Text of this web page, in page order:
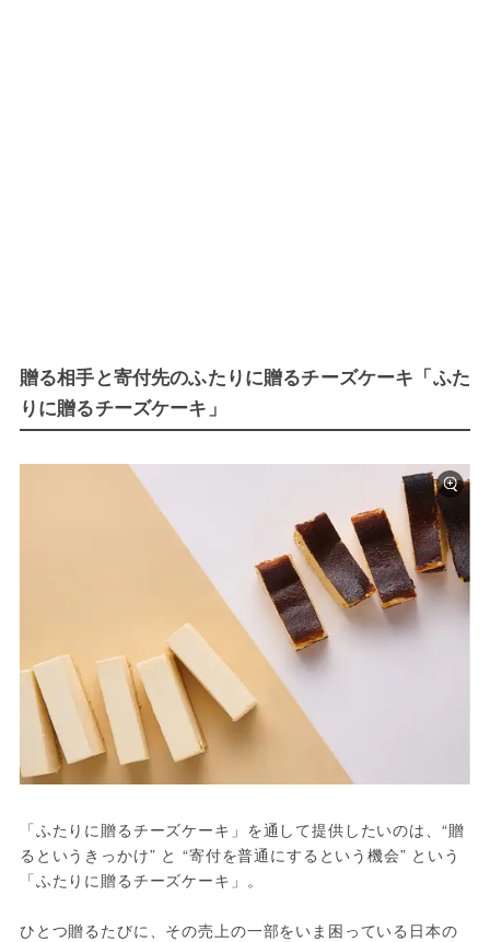
贈る相手と寄付先のふたりに贈るチーズケーキ「ふた
りに贈るチーズケーキ」
「ふたりに贈るチーズケーキ」を通して提供したいのは、“贈
るというきっかけ” と “寄付を普通にするという機会” という
「ふたりに贈るチーズケーキ」。
ひとつ贈るたびに、その売上の一部をいま困っている日本の